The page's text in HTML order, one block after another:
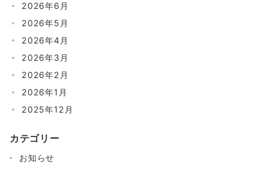
2026年6月
2026年5月
2026年4月
2026年3月
2026年2月
2026年1月
2025年12月
カテゴリー
お知らせ